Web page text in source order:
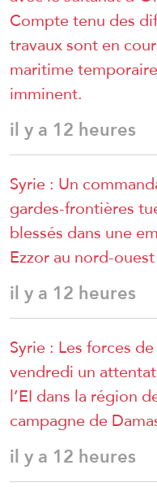
Compte tenu des
travaux sont en
maritime
imminent.
il y a 12 heures
Syrie : Un
gardes-frontières
blessés dans une
Ezzor au nord-
il y a 12 heures
Syrie : Les forces
vendredi un
l’EI dans la région
campagne de
il y a 12 heures